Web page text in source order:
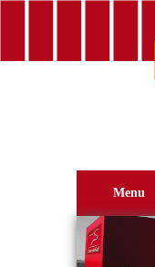
Menu